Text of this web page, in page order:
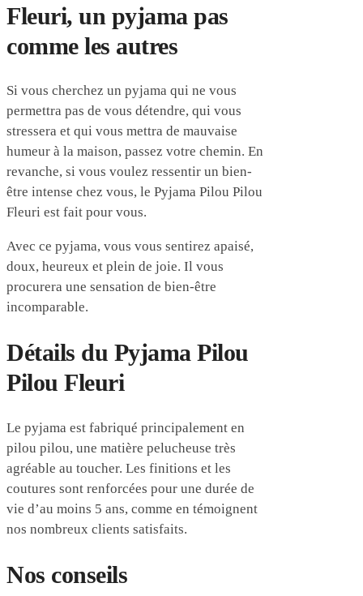
Fleuri, un pyjama pas
comme les autres
Si vous cherchez un pyjama qui ne vous
permettra pas de vous détendre, qui vous
stressera et qui vous mettra de mauvaise
humeur à la maison, passez votre chemin. En
revanche, si vous voulez ressentir un bien-
être intense chez vous, le Pyjama Pilou Pilou
Fleuri est fait pour vous.
Avec ce pyjama, vous vous sentirez apaisé,
doux, heureux et plein de joie. Il vous
procurera une sensation de bien-être
incomparable.
Détails du Pyjama Pilou
Pilou Fleuri
Le pyjama est fabriqué principalement en
pilou pilou, une matière pelucheuse très
agréable au toucher. Les finitions et les
coutures sont renforcées pour une durée de
vie d’au moins 5 ans, comme en témoignent
nos nombreux clients satisfaits.
Nos conseils